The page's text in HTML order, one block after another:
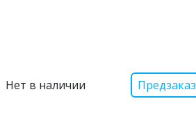
Нет в наличии Предзаказ